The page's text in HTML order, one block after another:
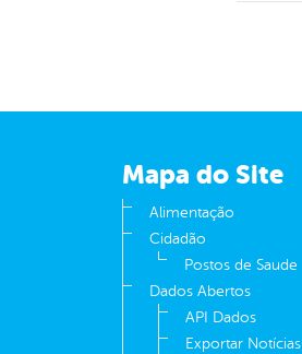
Mapa do Site
Alimentação
Cidadão
Postos de Saude
Dados Abertos
API Dados
Exportar Notícias